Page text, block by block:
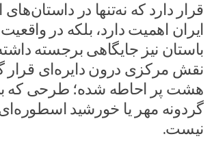
قرار دارد که نه‌تنها در
ایران اهمیت دارد، بلکه در
باستان نیز جایگاهی برجسته
نقش مرکزی درون دایره‌ای قرار
هشت پر احاطه شده؛ طرحی که
گردونه مهر یا خورشید اسطوره‌ای
نیست.